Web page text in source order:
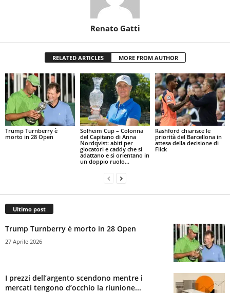
Renato Gatti
RELATED ARTICLES MORE FROM AUTHOR
Trump Turnberry è
morto in 28 Open
Solheim Cup – Colonna
del Capitano di Anna
Nordqvist: abiti per
giocatori e caddy che si
adattano e si orientano in
un doppio ruolo...
Rashford chiarisce le
priorità del Barcellona in
attesa della decisione di
Flick
Ultimo post
Trump Turnberry è morto in 28 Open
27 Aprile 2026
I prezzi dell’argento scendono mentre i
mercati tengono d’occhio la riunione...